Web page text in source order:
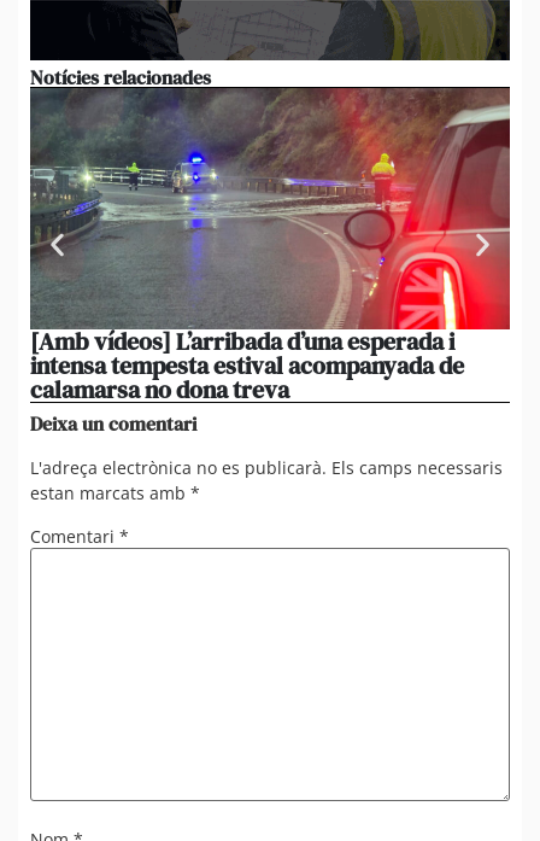
Notícies relacionades
[Amb vídeos] L’arribada d’una esperada i
intensa tempesta estival acompanyada de
calamarsa no dona treva
Deixa un comentari
L'adreça electrònica no es publicarà. Els camps necessaris
estan marcats amb *
Comentari *